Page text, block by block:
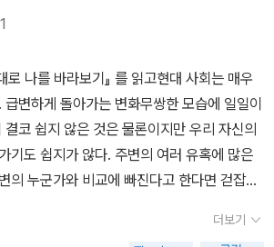
적당한 대응도 필요하고, 적절한 문제 제기도
한계를 받아들여 모르는느 것을 인정하면서
것이다. 침묵은 나를 둘러싼 상황과 나를 분
, 더 나아가 내 주변 환경과 나를 아무런 관계
래서 침묵은 명상이고 바음 비우기다. (-40-)
로 감사할 수 있다. 내가 살아있고 존재하는
한다. 자기 장점에만 우쭐거리지 말고 약점에
로 내가 겸손할 수 있고, 약한 이웃을 사랑할
기뻐하지 말고 비난받을 때도 감사하라. 비난
자제할 수 있고 타인을 존중하는 법을 배울
로 나를 바라보기』 를 읽고현대 사회는 매우
변하게 돌아가는 변화무쌍한 모습에 일일이
코 쉽지 않은 것은 물론이지만 우리 자신의
기도 쉽지가 않다. 주변의 여러 유혹에 많은
의 누군가와 비교에 빠진다고 한다면 걷잡을
아관이 있어야 한다는 점이다. 이 확고한 자
더보기